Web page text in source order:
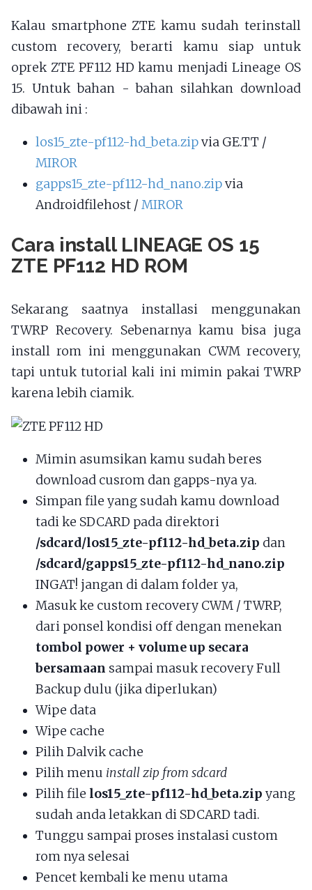
Kalau smartphone ZTE kamu sudah terinstall
custom recovery, berarti kamu siap untuk
oprek ZTE PF112 HD kamu menjadi Lineage OS
15. Untuk bahan - bahan silahkan download
dibawah ini :
los15_zte-pf112-hd_beta.zipvia GE.TT /
MIROR
gapps15_zte-pf112-hd_nano.zipvia
Androidfilehost /MIROR
Cara install LINEAGE OS 15
ZTE PF112 HD ROM
Sekarang saatnya installasi menggunakan
TWRP Recovery. Sebenarnya kamu bisa juga
install rom ini menggunakan CWM recovery,
tapi untuk tutorial kali ini mimin pakai TWRP
karena lebih ciamik.
Mimin asumsikan kamu sudah beres
download cusrom dan gapps-nya ya.
Simpan file yang sudah kamu download
tadi ke SDCARD pada direktori
/sdcard/los15_zte-pf112-hd_beta.zip dan
/sdcard/gapps15_zte-pf112-hd_nano.zip
INGAT! jangan di dalam folder ya,
Masuk ke custom recovery CWM / TWRP,
dari ponsel kondisi off dengan menekan
tombol power + volume up secara
bersamaan sampai masuk recovery Full
Backup dulu (jika diperlukan)
Wipe data
Wipe cache
Pilih Dalvik cache
Pilih menu install zip from sdcard
Pilih file los15_zte-pf112-hd_beta.zip yang
sudah anda letakkan di SDCARD tadi.
Tunggu sampai proses instalasi custom
rom nya selesai
Pencet kembali ke menu utama